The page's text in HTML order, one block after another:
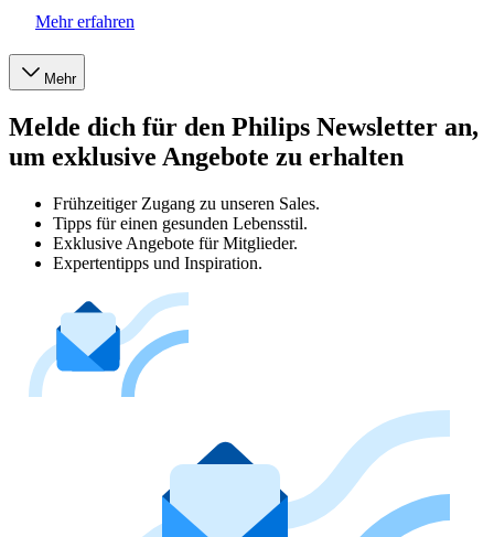
Mehr erfahren
Mehr
Melde dich für den Philips Newsletter an,
um exklusive Angebote zu erhalten
Frühzeitiger Zugang zu unseren Sales.
Tipps für einen gesunden Lebensstil.
Exklusive Angebote für Mitglieder.
Expertentipps und Inspiration.